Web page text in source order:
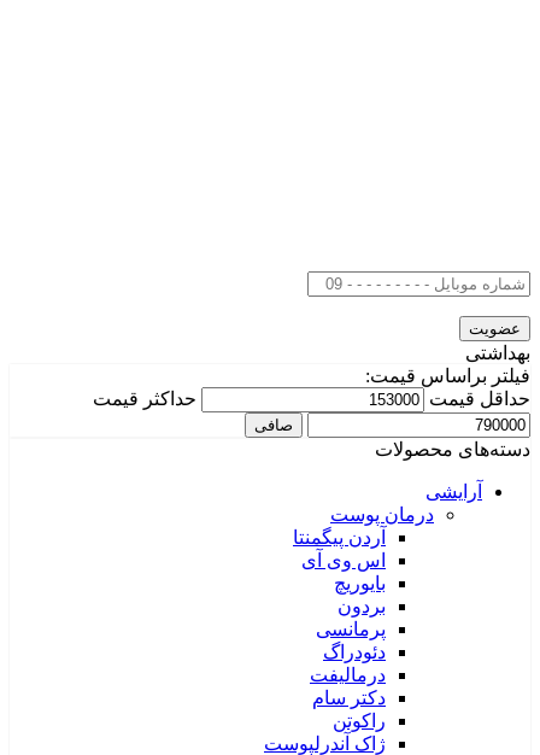
بهداشتی
فیلتر براساس قیمت:
حداقل قیمت
حداكثر قيمت
صافی
دسته‌های محصولات
آرایشی
درمان پوست
آردن پیگمنتا
اس وی آی
بایوریچ
بردون
پرمانسی
دئودراگ
درمالیفت
دکتر سام
راکوتن
ژاک آندرلپوست